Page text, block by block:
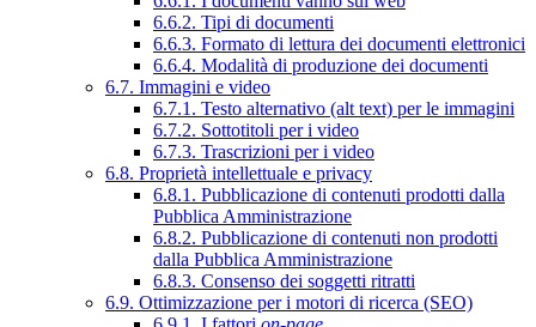
6.6.2. Tipi di documenti
6.6.3. Formato di lettura dei documenti elettronici
6.6.4. Modalità di produzione dei documenti
6.7. Immagini e video
6.7.1. Testo alternativo (alt text) per le immagini
6.7.2. Sottotitoli per i video
6.7.3. Trascrizioni per i video
6.8. Proprietà intellettuale e privacy
6.8.1. Pubblicazione di contenuti prodotti dalla
Pubblica Amministrazione
6.8.2. Pubblicazione di contenuti non prodotti
dalla Pubblica Amministrazione
6.8.3. Consenso dei soggetti ritratti
6.9. Ottimizzazione per i motori di ricerca (SEO)